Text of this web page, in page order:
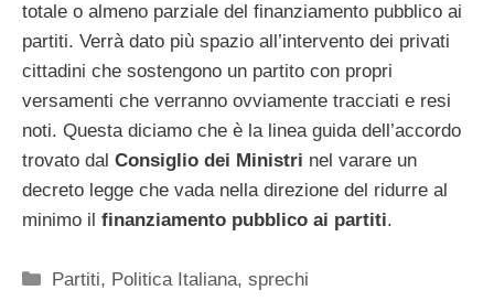
totale o almeno parziale del finanziamento pubblico ai
partiti. Verrà dato più spazio all’intervento dei privati
cittadini che sostengono un partito con propri
versamenti che verranno ovviamente tracciati e resi
noti. Questa diciamo che è la linea guida dell’accordo
trovato dal Consiglio dei Ministri nel varare un
decreto legge che vada nella direzione del ridurre al
minimo il finanziamento pubblico ai partiti.
Categorie
Partiti, Politica Italiana,sprechi